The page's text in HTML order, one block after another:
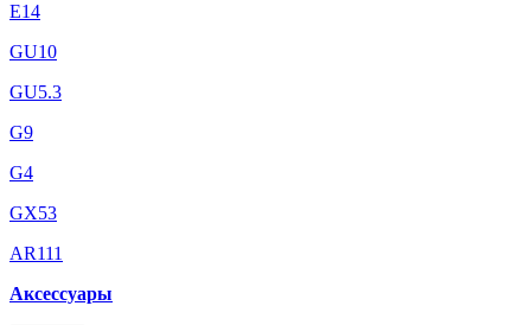
E14
GU10
GU5.3
G9
G4
GX53
AR111
Аксессуары